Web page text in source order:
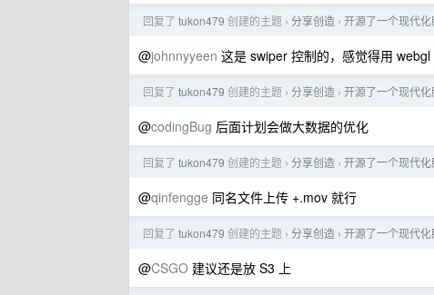
回复了 tukon479 创建的主题 › 分享创造 › 开源了一个现代
@johnnyyeen 这是 swiper 控制的，感觉得用 webgl
回复了 tukon479 创建的主题 › 分享创造 › 开源了一个现代
@codingBug 后面计划会做大数据的优化
回复了 tukon479 创建的主题 › 分享创造 › 开源了一个现代
@qinfengge 同名文件上传 +.mov 就行
回复了 tukon479 创建的主题 › 分享创造 › 开源了一个现代
@CSGO 建议还是放 S3 上